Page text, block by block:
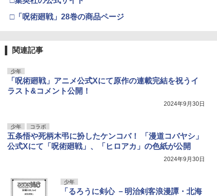
□「呪術廻戦」28巻の商品ページ
関連記事
少年
「呪術廻戦」アニメ公式Xにて原作の連載完結を祝うイ
ラスト&コメント公開！
2024年9月30日
少年 コラボ
五条悟や死柄木弔に扮したケンコバ！ 「漫道コバヤシ」
公式Xにて「呪術廻戦」、「ヒロアカ」の色紙が公開
2024年9月30日
少年
「るろうに剣心 －明治剣客浪漫譚・北海